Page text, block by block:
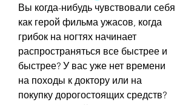
Вы когда-нибудь чувствовали себя
как герой фильма ужасов, когда
грибок на ногтях начинает
распространяться все быстрее и
быстрее? У вас уже нет времени
на походы к доктору или на
покупку дорогостоящих средств?